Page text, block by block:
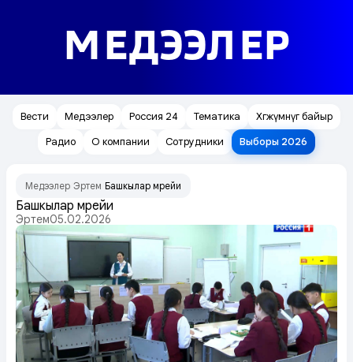
МЕДЭЭЛЕР
Вести Медээлер Россия 24 Тематика
Хөгжүмнүг байыр
Радио
О компании Сотрудники Выборы 2026
Медээлер Эртем Башкылар мөөрейи
Башкылар мөөрейи
Эртем05.02.2026